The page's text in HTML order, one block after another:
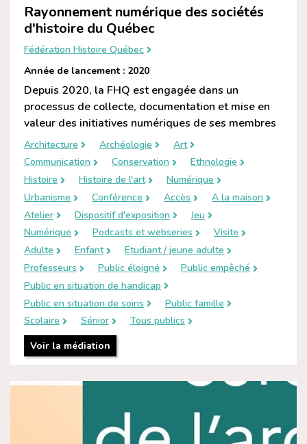
Rayonnement numérique des sociétés
d'histoire du Québec
Fédération Histoire Québec
Année de lancement : 2020
Depuis 2020, la FHQ est engagée dans un
processus de collecte, documentation et mise en
valeur des initiatives numériques de ses membres
Architecture Archéologie
Art
Communication
Conservation
Ethnologie
Histoire
Histoire de l'art
Numérique
Urbanisme
Conférence Accès
A la maison
Atelier
Dispositif d'exposition
Jeu
Numérique
Podcasts et webseries
Visite
Adulte
Enfant
Etudiant / jeune adulte
Professeurs
Public éloigné
Public empêché
Public en situation de handicap
Public en situation de soins
Public famille
Scolaire
Sénior
Tous publics
Voir la médiation